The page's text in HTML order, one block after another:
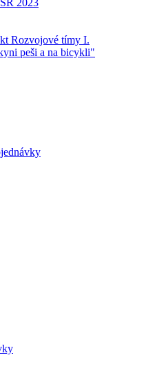
2023
Rozvojové tímy I.
peši a na bicykli"